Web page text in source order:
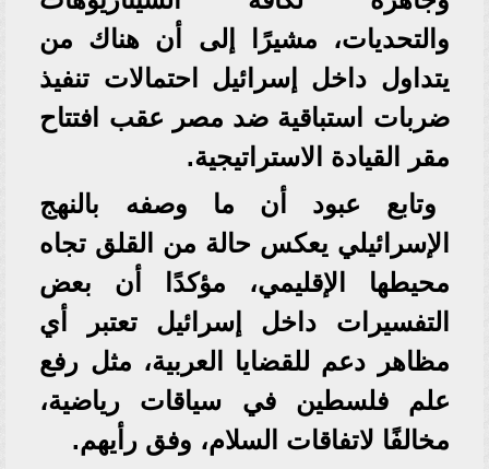
والتحديات، مشيرًا إلى أن هناك من
يتداول داخل إسرائيل احتمالات تنفيذ
ضربات استباقية ضد مصر عقب افتتاح
مقر القيادة الاستراتيجية.
وتابع عبود أن ما وصفه بالنهج
الإسرائيلي يعكس حالة من القلق تجاه
محيطها الإقليمي، مؤكدًا أن بعض
التفسيرات داخل إسرائيل تعتبر أي
مظاهر دعم للقضايا العربية، مثل رفع
علم فلسطين في سياقات رياضية،
مخالفًا لاتفاقات السلام، وفق رأيهم.